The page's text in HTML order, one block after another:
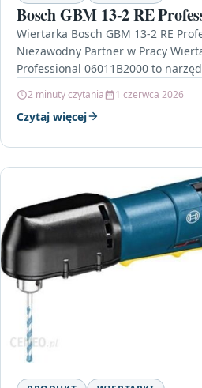
Bosch GBM 13-2 RE
Wiertarka Bosch GBM 13-2 RE
Niezawodny Partner w Pracy
Professional 06011B2000 to
2 minuty czytania 1 czerwca 2026
Czytaj więcej